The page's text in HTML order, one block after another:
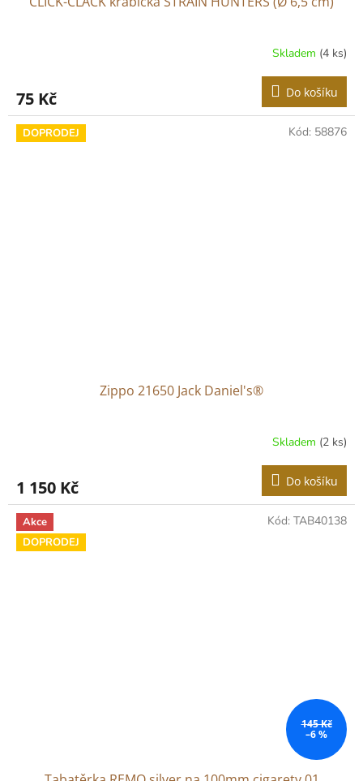
Skladem (4 ks)
75 Kč Do košíku
DOPRODEJ
Zippo 21650 Jack Daniel's®
Skladem (2 ks)
1 150 Kč Do košíku
Kód: 58876
Akce
DOPRODEJ
145 Kč
–6 %
Kód: TAB40138